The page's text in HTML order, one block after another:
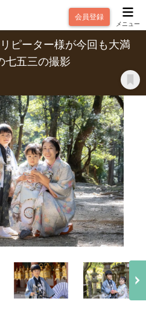
会員登録
メニュー
ピーター様が今回も大満
七五三の撮影